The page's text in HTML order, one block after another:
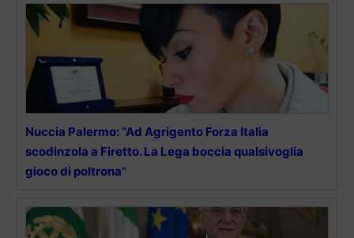
Nuccia Palermo: “Ad Agrigento Forza Italia
scodinzola a Firetto. La Lega boccia qualsivoglia
gioco di poltrona”